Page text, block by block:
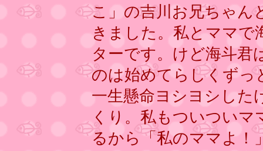
こ」の吉川お兄ちゃん
きました。私とママで
ターです。けど海斗君
のは始めてらしくずっ
一生懸命ヨシヨシした
くり。私もついつい
るから「私のママよ！